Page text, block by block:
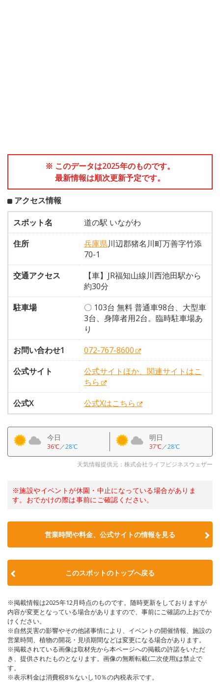
※ このデータは2025年のものです。
最新情報は順次更新予定です。
アクセス情報
スポット名
道の駅 いながわ
住所
兵庫県川辺郡猪名川町万善字竹添
70-1
交通アクセス
【車】JR福知山線川西池田駅から
約30分
駐車場
〇 103台 無料 普通車98台、大型車
3台、身障者用2台。臨時駐車場あ
り
お問い合わせ1
072-767-8600
公式サイト
公式サイトほか、関連サイトはこ
ちら
公式X
公式Xはこちら
今日
36℃／28℃
明日
37℃／28℃
天気情報提供元：株式会社ライフビジネスウェザー
※施設やイベントが休園・中止になっている場合がありま
す。おでかけの際は事前にご確認ください。
営業時間や料金、公式サイトの情報を見る
このスポットのトップへ戻る
※掲載情報は2025年12月時点のものです。随時更新をしておりますが
内容が変更となっている場合がありますので、事前にご確認の上おでか
けください。
※自然災害の影響やその他諸事情により、イベントの開催情報、施設の
営業時間、植物の開花・見頃期間などは変更になる場合があります。
※掲載されている画像は取材先から本ページへの掲載の許諾をいただ
き、提供されたものとなります。画像の無断転載(二次使用)は禁止で
す。
※表示料金は消費税8％ないし10％の内税表示です。